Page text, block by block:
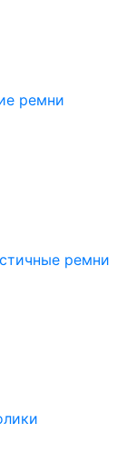
ремни
ремни